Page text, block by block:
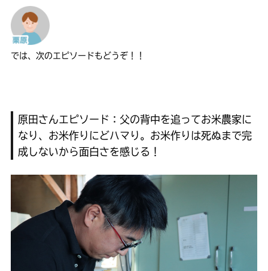
では、次のエピソードもどうぞ！！
原田さんエピソード：父の背中を追ってお米農家に
なり、お米作りにどハマり。お米作りは死ぬまで完
成しないから面白さを感じる！